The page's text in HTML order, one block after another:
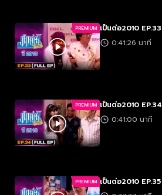
PREMIUM เป็นต่อ2010 EP.33
0:41:26 นาที
PREMIUM เป็นต่อ2010 EP.34
0:41:00 นาที
PREMIUM เป็นต่อ2010 EP.35